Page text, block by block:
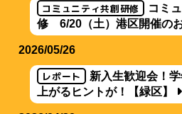
コミュニティ共創研修
コミ
修 6/20（土）港区開催の
2026/05/26
レポート
新入生歓迎会！
上がるヒントが！【緑区】